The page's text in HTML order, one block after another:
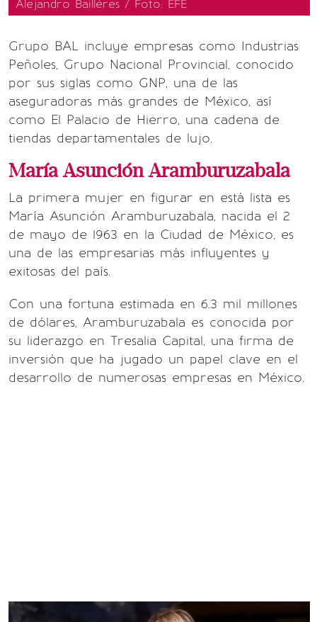
Alejandro Baillères / Foto: EFE
Grupo BAL incluye empresas como Industrias
Peñoles, Grupo Nacional Provincial, conocido
por sus siglas como GNP, una de las
aseguradoras más grandes de México, así
como El Palacio de Hierro, una cadena de
tiendas departamentales de lujo.
María Asunción Aramburuzabala
La primera mujer en figurar en está lista es
María Asunción Aramburuzabala, nacida el 2
de mayo de 1963 en la Ciudad de México, es
una de las empresarias más influyentes y
exitosas del país.
Con una fortuna estimada en 6.3 mil millones
de dólares, Aramburuzabala es conocida por
su liderazgo en Tresalia Capital, una firma de
inversión que ha jugado un papel clave en el
desarrollo de numerosas empresas en México.